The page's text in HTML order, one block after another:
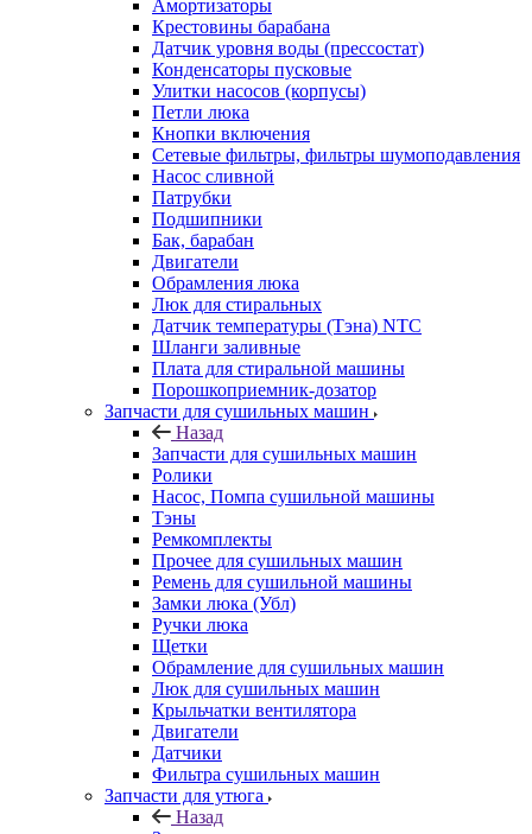
Амортизаторы
Крестовины барабана
Датчик уровня воды (прессостат)
Конденсаторы пусковые
Улитки насосов (корпусы)
Петли люка
Кнопки включения
Сетевые фильтры, фильтры шумоподавления
Насос сливной
Патрубки
Подшипники
Бак, барабан
Двигатели
Обрамления люка
Люк для стиральных
Датчик температуры (Тэна) NTC
Шланги заливные
Плата для стиральной машины
Порошкоприемник-дозатор
Запчасти для сушильных машин
Назад
Запчасти для сушильных машин
Ролики
Насос, Помпа сушильной машины
Тэны
Ремкомплекты
Прочее для сушильных машин
Ремень для сушильной машины
Замки люка (Убл)
Ручки люка
Щетки
Обрамление для сушильных машин
Люк для сушильных машин
Крыльчатки вентилятора
Двигатели
Датчики
Фильтра сушильных машин
Запчасти для утюга
Назад